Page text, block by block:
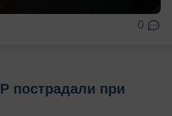
0
пострадали при